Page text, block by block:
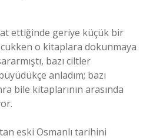
ettiğinde geriye küçük bir
o kitaplara dokunmaya
bazı ciltler
anladım; bazı
bile kitaplarının arasında
eski Osmanlı tarihini